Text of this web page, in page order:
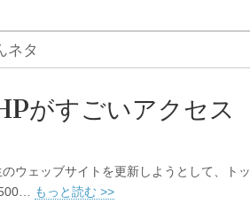
ネタ
がすごいアクセス
ウェッブサイトを更新しようとして、ト
もっと読む >>